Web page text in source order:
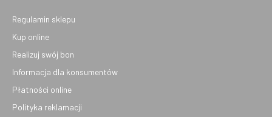
Regulamin sklepu
Kup online
Realizuj swój bon
Informacja dla konsumentów
Płatności online
Polityka reklamacji